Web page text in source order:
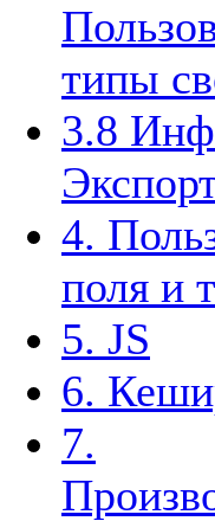
типы
3.8
4.
поля и
5. JS
6.
7.